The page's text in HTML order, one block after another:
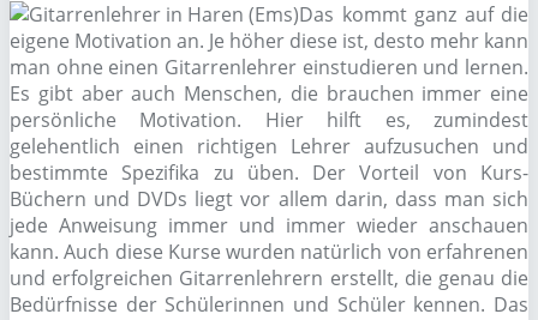
Das kommt ganz auf die
eigene Motivation an. Je höher diese ist, desto mehr kann
man ohne einen Gitarrenlehrer einstudieren und lernen.
Es gibt aber auch Menschen, die brauchen immer eine
persönliche Motivation. Hier hilft es, zumindest
gelehentlich einen richtigen Lehrer aufzusuchen und
bestimmte Spezifika zu üben. Der Vorteil von Kurs-
Büchern und DVDs liegt vor allem darin, dass man sich
jede Anweisung immer und immer wieder anschauen
kann. Auch diese Kurse wurden natürlich von erfahrenen
und erfolgreichen Gitarrenlehrern erstellt, die genau die
Bedürfnisse der Schülerinnen und Schüler kennen. Das